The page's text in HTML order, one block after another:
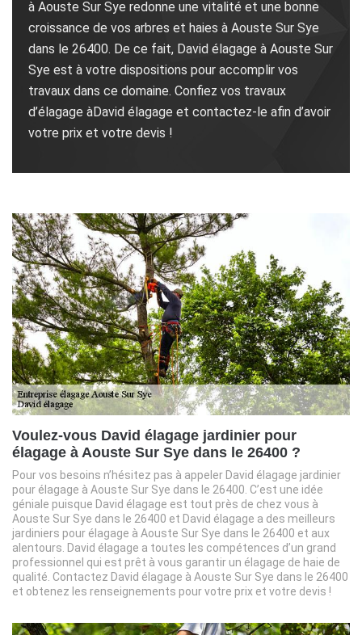
à Aouste Sur Sye redonne une vitalité et une bonne
croissance de vos arbres et haies à Aouste Sur Sye
dans le 26400. De ce fait, David élagage à Aouste Sur
Sye est à votre dispositions pour accomplir vos
travaux dans ce domaine. Confiez vos travaux
d’élagage àDavid élagage et contactez-le afin d’avoir
votre prix et votre devis !
Voulez-vous David élagage jardinier pour
élagage à Aouste Sur Sye dans le 26400 ?
Pour vos besoins n’hésitez pas à appeler David élagage jardinier
pour élagage à Aouste Sur Sye dans le 26400. C’est une idée
géniale puisque David élagage est tout près de chez vous à
Aouste Sur Sye dans le 26400 et David élagage a des meilleurs
jardiniers pour élagage à Aouste Sur Sye dans le 26400 et aux
alentours. David élagage a toutes les compétences d’un grand
professionnel qui est prêt à vous garantir un élagage de haie de
qualité. Contactez David élagage à Aouste Sur Sye dans le 26400
et obtenez les renseignements pour votre prix et votre devis !